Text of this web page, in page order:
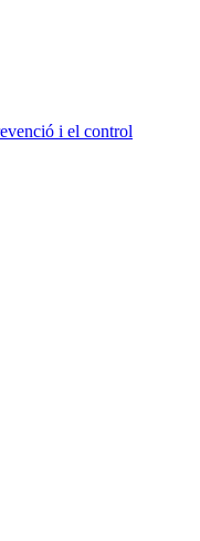
i el control